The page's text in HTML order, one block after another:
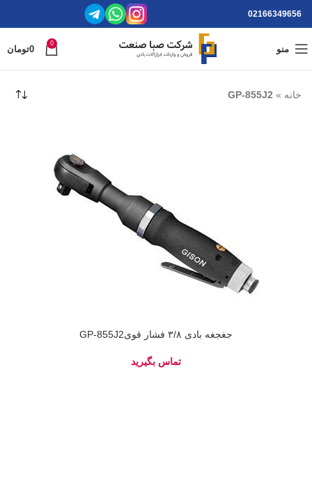
02166349656
منو
0
0تومان
خانه »
GP-855J2
جغجغه بادی ۳/۸ فشار قویGP-855J2